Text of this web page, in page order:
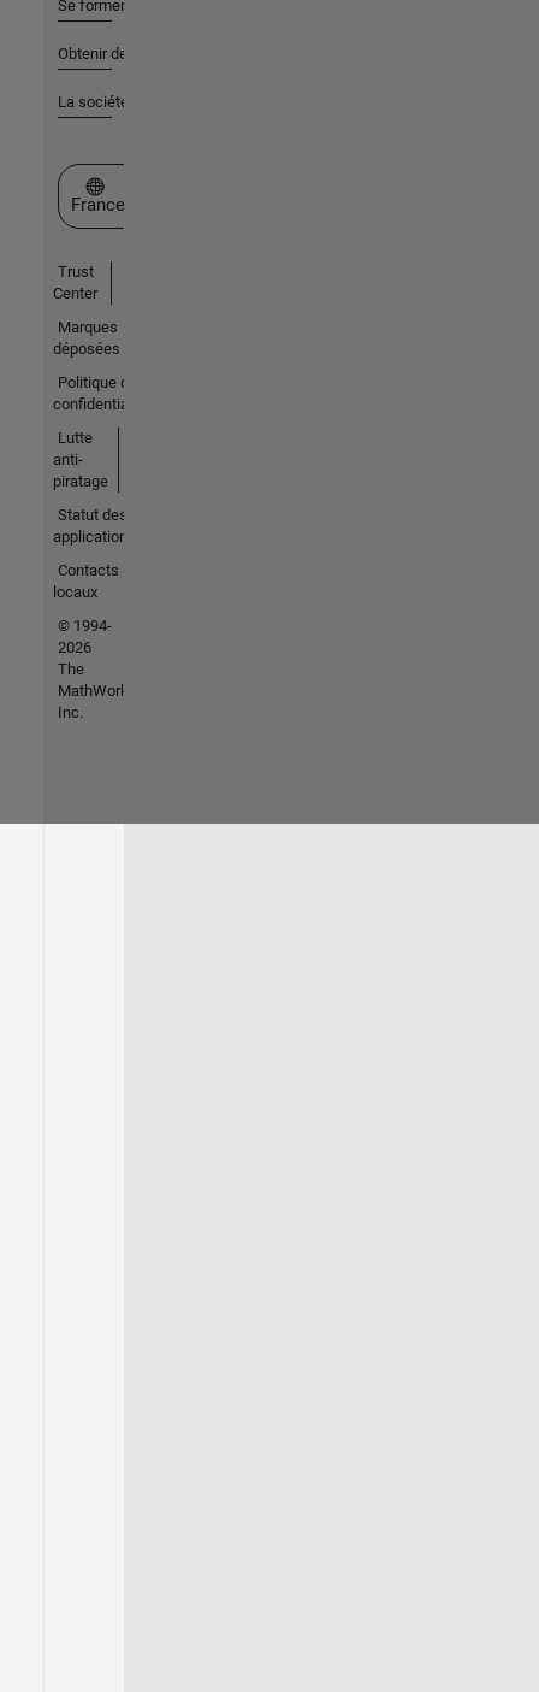
Se former
Obtenir de l'aide
La société
Sélectionner un site web
France
Trust
Center
Marques
déposées
Politique de
confidentialité
Lutte
anti-
piratage
Statut des
applications
Contacts
locaux
© 1994-
2026
The
MathWorks,
Inc.